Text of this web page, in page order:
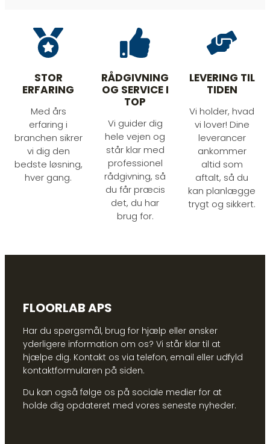
STOR
ERFARING
Med års
erfaring i
branchen sikrer
vi dig den
bedste løsning,
hver gang.
RÅDGIVNING
OG SERVICE I
TOP
Vi guider dig
hele vejen og
står klar med
professionel
rådgivning, så
du får præcis
det, du har
brug for.
LEVERING TIL
TIDEN
Vi holder, hvad
vi lover! Dine
leverancer
ankommer
altid som
aftalt, så du
kan planlægge
trygt og sikkert.
FLOORLAB APS
Har du spørgsmål, brug for hjælp eller ønsker
yderligere information om os? Vi står klar til at
hjælpe dig. Kontakt os via telefon, email eller udfyld
kontaktformularen på siden.
Du kan også følge os på sociale medier for at
holde dig opdateret med vores seneste nyheder.